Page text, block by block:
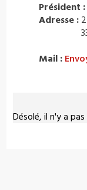
Désolé, il n'y a
Président :
Adresse :
Mail :